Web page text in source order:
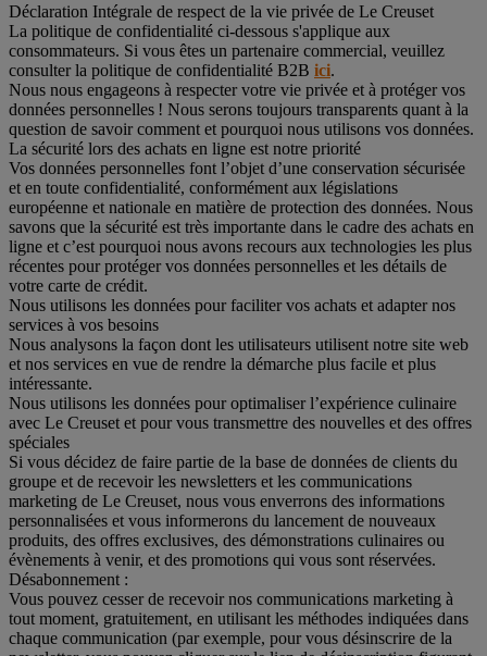
Déclaration Intégrale de respect de la vie privée de Le Creuset
La politique de confidentialité ci-dessous s'applique aux
consommateurs. Si vous êtes un partenaire commercial, veuillez
consulter la politique de confidentialité B2B ici.
Nous nous engageons à respecter votre vie privée et à protéger vos
données personnelles ! Nous serons toujours transparents quant à la
question de savoir comment et pourquoi nous utilisons vos données.
La sécurité lors des achats en ligne est notre priorité
Vos données personnelles font l’objet d’une conservation sécurisée
et en toute confidentialité, conformément aux législations
européenne et nationale en matière de protection des données. Nous
savons que la sécurité est très importante dans le cadre des achats en
ligne et c’est pourquoi nous avons recours aux technologies les plus
récentes pour protéger vos données personnelles et les détails de
votre carte de crédit.
Nous utilisons les données pour faciliter vos achats et adapter nos
services à vos besoins
Nous analysons la façon dont les utilisateurs utilisent notre site web
et nos services en vue de rendre la démarche plus facile et plus
intéressante.
Nous utilisons les données pour optimaliser l’expérience culinaire
avec Le Creuset et pour vous transmettre des nouvelles et des offres
spéciales
Si vous décidez de faire partie de la base de données de clients du
groupe et de recevoir les newsletters et les communications
marketing de Le Creuset, nous vous enverrons des informations
personnalisées et vous informerons du lancement de nouveaux
produits, des offres exclusives, des démonstrations culinaires ou
évènements à venir, et des promotions qui vous sont réservées.
Désabonnement :
Vous pouvez cesser de recevoir nos communications marketing à
tout moment, gratuitement, en utilisant les méthodes indiquées dans
chaque communication (par exemple, pour vous désinscrire de la